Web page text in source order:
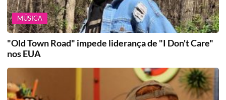
MÚSICA
"Old Town Road" impede liderança de "I Don't Care"
nos EUA